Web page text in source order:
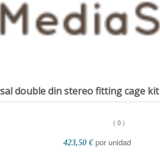
double din stereo fitting cage kit
( 0)
423,50 € por unidad